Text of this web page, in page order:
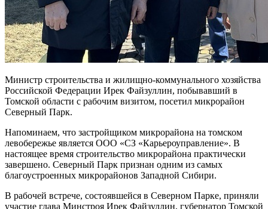
Министр строительства и жилищно-коммунального хозяйства
Российской Федерации Ирек Файзуллин, побывавший в
Томской области с рабочим визитом, посетил микрорайон
Северный Парк.
Напоминаем, что застройщиком микрорайона на томском
левобережье является ООО «СЗ «Карьероуправление». В
настоящее время строительство микрорайона практически
завершено. Северный Парк признан одним из самых
благоустроенных микрорайонов Западной Сибири.
В рабочей встрече, состоявшейся в Северном Парке, приняли
участие глава Минстроя Ирек Файзуллин, губернатор Томской